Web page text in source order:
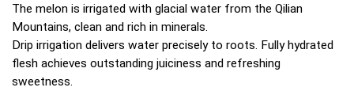
The melon is irrigated with glacial water from the Qilian
Mountains, clean and rich in minerals.
Drip irrigation delivers water precisely to roots. Fully hydrated
flesh achieves outstanding juiciness and refreshing
sweetness.